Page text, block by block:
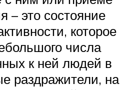
– это состояние
которое
числа
к ней людей в
раздражители, на